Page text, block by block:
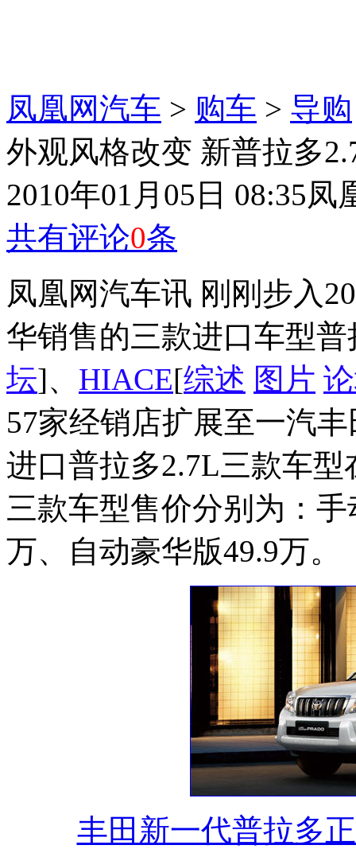
凤凰网汽车 > 购车 > 导购
外观风格改变 新普拉多
2010年01月05日 08:35凤
共有评论0条
凤凰网汽车讯 刚刚步入
华销售的三款进口车型普
坛]、 HIACE[综述 图片
57家经销店扩展至一汽
进口普拉多2.7L三款车
三款车型售价分别为：
万、自动豪华版49.9万。
丰田新一代普拉多